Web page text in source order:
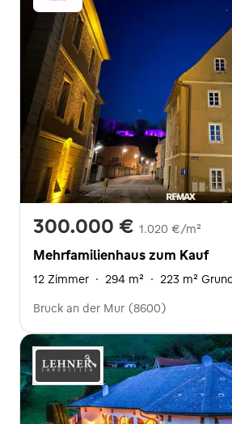
300.000 € 1.020 €/m²
Mehrfamilienhaus zum Kauf
12 Zimmer · 294 m² · 223 m²
Bruck an der Mur (8600)